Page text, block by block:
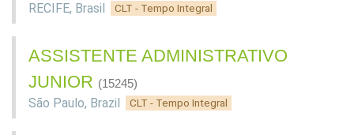
RECIFE, Brasil CLT - Tempo Integral
ASSISTENTE ADMINISTRATIVO
JUNIOR (15245)
São Paulo, Brazil CLT - Tempo Integral